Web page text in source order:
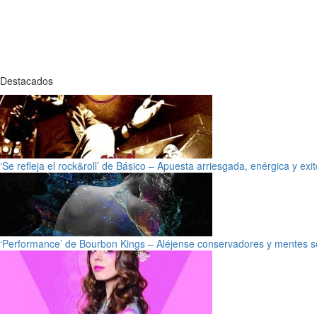
Destacados
‘Se refleja el rock&roll’ de Básico – Apuesta arriesgada, enérgica y
‘Performance’ de Bourbon Kings – Aléjense conservadores y mentes